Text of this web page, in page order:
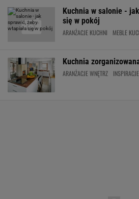
Kuchnia w salonie -
się w pokój
ARANŻACJE KUCHNI MEBLE
Kuchnia
ARANŻACJE WNĘTRZ INSPIRACJE